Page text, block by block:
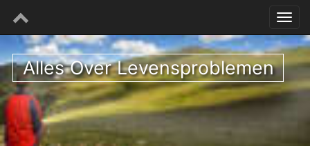
Alles Over Levensproblemen